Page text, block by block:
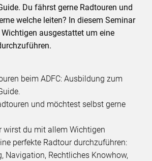
Du fährst gerne Radtouren und
welche leiten? In diesem Seminar
ausgestattet um eine
beim ADFC: Ausbildung zum
und möchtest selbst gerne
wirst du mit allem Wichtigen
perfekte Radtour durchzuführen:
Navigation, Rechtliches Knowhow,